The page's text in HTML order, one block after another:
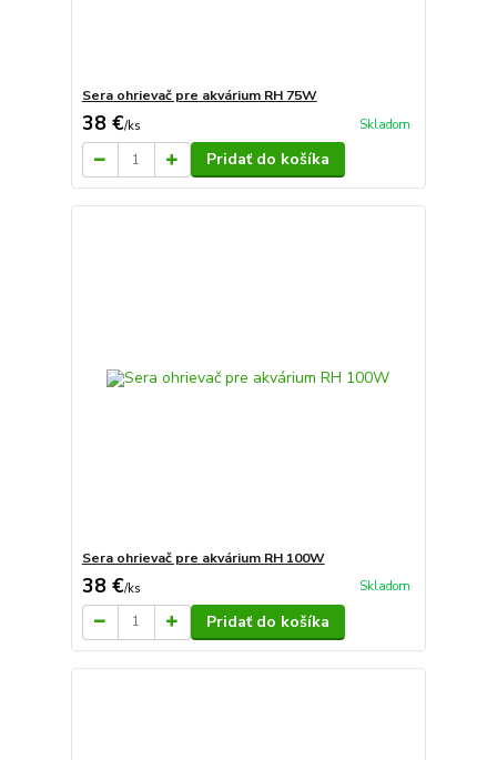
Sera ohrievač pre akvárium RH 75W
38 €/ks Skladom
Pridať do košíka
Sera ohrievač pre akvárium RH 100W
38 €/ks Skladom
Pridať do košíka